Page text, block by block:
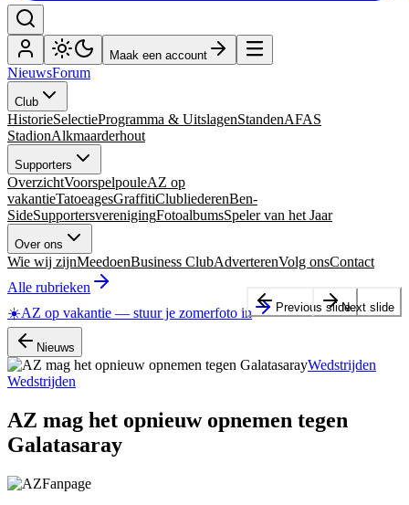
Maak een account
NieuwsForum
Club
HistorieSelectieProgramma & UitslagenStandenAFAS
StadionAlkmaarderhout
Supporters
OverzichtVoorspelpouleAZ op
vakantieTatoeagesGraffitiClubliederenBen-
SideSupportersverenigingFotoalbumsSpeler van het Jaar
Over ons
Wie wij zijnMeedoenBusiness ClubAdverterenVolg onsContact
Alle rubrieken
☀️AZ op vakantie — stuur je zomerfoto in
Nieuws
Wedstrijden
Wedstrijden
AZ mag het opnieuw opnemen tegen
Galatasaray
Previous slideNext slide